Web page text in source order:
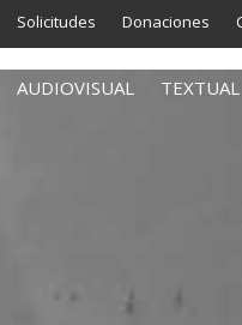
Solicitudes Donaciones
AUDIOVISUAL TEXTUAL